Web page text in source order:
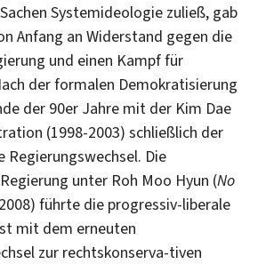
Systemideologie zuließ, gab
Anfang an Widerstand gegen die
und einen Kampf für
der formalen Demokratisierung
der 90er Jahre mit der Kim Dae
(1998-2003) schließlich der
Regierungswechsel. Die
unter Roh Moo Hyun (No
führte die progressiv-liberale
mit dem erneuten
zur rechtskonserva-tiven